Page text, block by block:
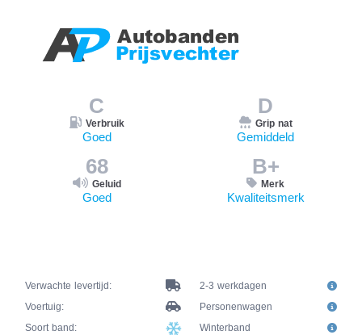
C
Verbruik
Goed
D
Grip nat
Gemiddeld
68
Geluid
Goed
B+
Merk
Kwaliteitsmerk
Verwachte levertijd:
2-3 werkdagen
Voertuig:
Personenwagen
Soort band:
Winterband